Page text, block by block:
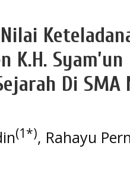
K.H. Syam’un
Di
(1*), Rahayu